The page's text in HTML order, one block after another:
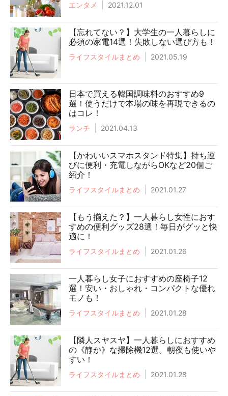
エンタメ 2021.12.01
【忘れてない？】大学生の一人暮らしに
必須の家電14選！失敗しない選び方も！
ライフスタイルまとめ 2021.05.19
日本で買える韓国調味料のおすすめ9
選！使うだけで本場の味を再現できるの
はコレ！
ランチ 2021.04.13
【かわいいスマホスタンド特集】持ち運
びに便利・充電しながらOKなど20個ご
紹介！
ライフスタイルまとめ 2021.01.27
【もう揃えた？】一人暮らし女性におす
すめの便利グッズ28選！毎日がグッと快
適に！
ライフスタイルまとめ 2021.01.26
一人暮らし女子におすすめの座椅子12
選！安い・おしゃれ・コンパクトな優れ
モノも！
ライフスタイルまとめ 2021.01.28
【隣人スヤスヤ】一人暮らしにおすすめ
の《静か》な掃除機12選。朝夜も使いや
すい！
ライフスタイルまとめ 2021.01.28